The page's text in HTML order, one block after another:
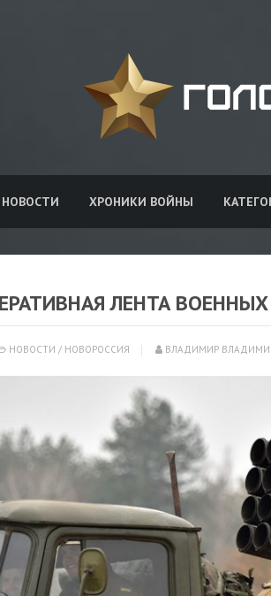
НОВОСТИ ХРОНИКИ ВОЙНЫ
ЛЕНТА
НОВОСТИ / НОВОРОССИЯ ВЛАДИМИР